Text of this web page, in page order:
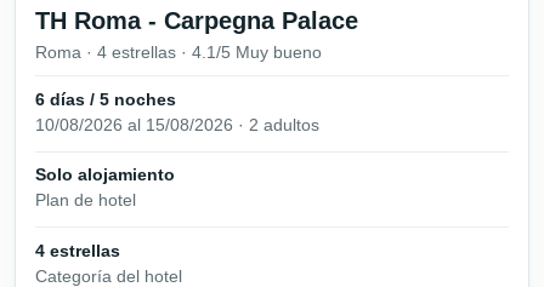
TH Roma - Carpegna Palace
Roma · 4 estrellas · 4.1/5 Muy bueno
6 días / 5 noches
10/08/2026 al 15/08/2026 · 2 adultos
Solo alojamiento
Plan de hotel
4 estrellas
Categoría del hotel